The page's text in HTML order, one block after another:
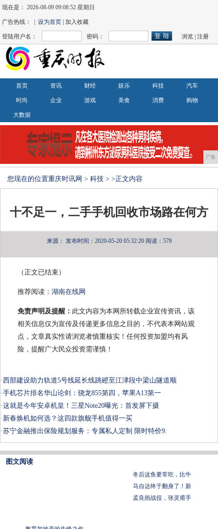
现在是：2026-08-09 09:08:52 星期日
广告热线： |设为首页 | 加入收藏
登陆用户名： 密码： 浏览 |注册
首页 资讯 财经 娱乐 科技 汽车
时尚 企业 游戏 美食 消费 购物
大数据
广告
您现在的位置重庆时讯网 > 科技 > >正文内容
十不足一，二手手机回收市场路在何方
来源： 发布时间：2020-05-20 05:32:20 阅读：579
（正文已结束）
推荐阅读： 湖南在线网
免责声明及提醒： 此文内容为本网所转载企业宣传资讯，该
相关信息仅为宣传及传递更多信息之目的，不代表本网站观
点，文章真实性请浏览者慎重核实！任何投资加盟均有风
险，提醒广大民众投资需谨慎！
·西部建设助力轨道5号线延长线跳磴至江津段中梁山隧道顺
·手机芯片排名华山论剑：骁龙855第四，苹果A13第一
·这就是今年安卓机皇！三星Note20曝光：首发屏下摄
· 新春焕机如何选？这四款旗舰手机值得一买
·苏宁金融推出保险规划服务：专属私人定制 限时特价9.
图文阅读
冬后这鱼要常吃，比牛
马自达终于翻身了！新
孟良崮战役，张灵甫手